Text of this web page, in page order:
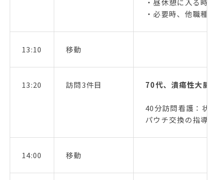
・昼休憩に入る時
・必要時、他職種
13:10 移動
13:20 訪問3件目 70代、潰瘍性大腸
40分訪問看護：状
パウチ交換の指導
14:00 移動